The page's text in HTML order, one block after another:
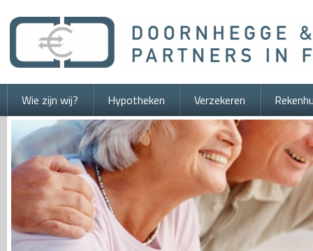
Wie zijn wij? Hypotheken Verzekeren